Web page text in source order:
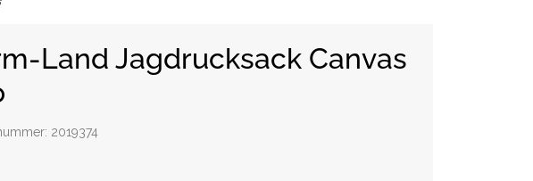
Land Jagdrucksack Canvas
2019374